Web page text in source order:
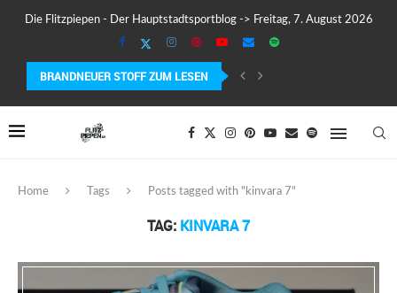
Die Flitzpiepen - Der Hauptstadtsportblog -> Freitag, 7. August 2026
BRANDNEUER STOFF ZUM LESEN
COROS PACE 4 IM TEST – LEICHT, SCHNELL...
Home Tags Posts tagged with "kinvara 7"
TAG: KINVARA 7